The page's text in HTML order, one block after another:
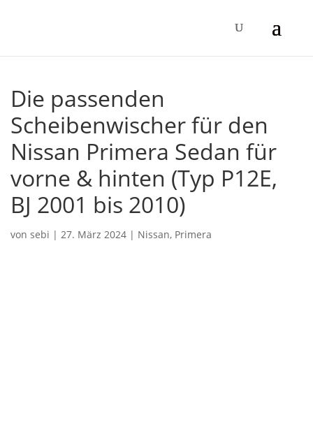
Die passenden
Scheibenwischer für den
Nissan Primera Sedan für
vorne & hinten (Typ P12E,
BJ 2001 bis 2010)
von sebi | 27. März 2024 | Nissan, Primera